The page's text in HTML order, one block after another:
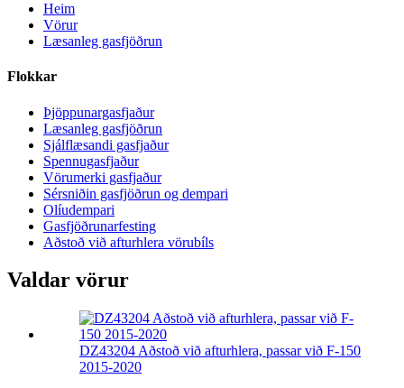
Heim
Vörur
Læsanleg gasfjöðrun
Flokkar
Þjöppunargasfjaður
Læsanleg gasfjöðrun
Sjálflæsandi gasfjaður
Spennugasfjaður
Vörumerki gasfjaður
Sérsniðin gasfjöðrun og dempari
Olíudempari
Gasfjöðrunarfesting
Aðstoð við afturhlera vörubíls
Valdar vörur
DZ43204 Aðstoð við afturhlera, passar við F-150
2015-2020